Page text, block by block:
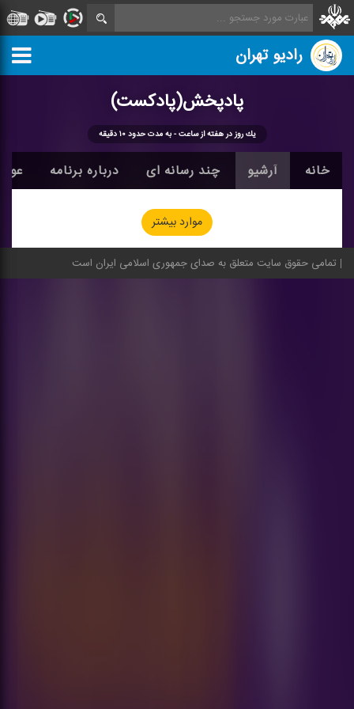
رادیو تهران
پادپخش(پادكست)
یك روز در هفته از ساعت - به مدت حدود ۱۰ دقیقه
خانه آرشیو چند رسانه ای درباره برنامه
موارد بیشتر
تمامی حقوق سایت متعلق به صدای جمهوری اسلامی ایران است